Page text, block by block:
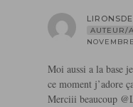
AUTEUR/
Moi aussi a la base
ce moment j’adore
Merciii beaucoup